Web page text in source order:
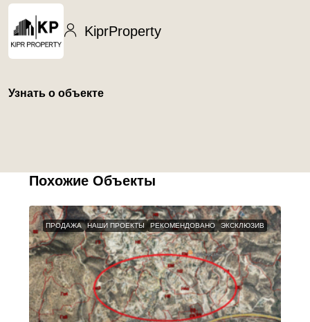
KiprProperty
Узнать о объекте
Похожие Объекты
ПРОДАЖА НАШИ ПРОЕКТЫ РЕКОМЕНДОВАНО ЭКСКЛЮЗИВ